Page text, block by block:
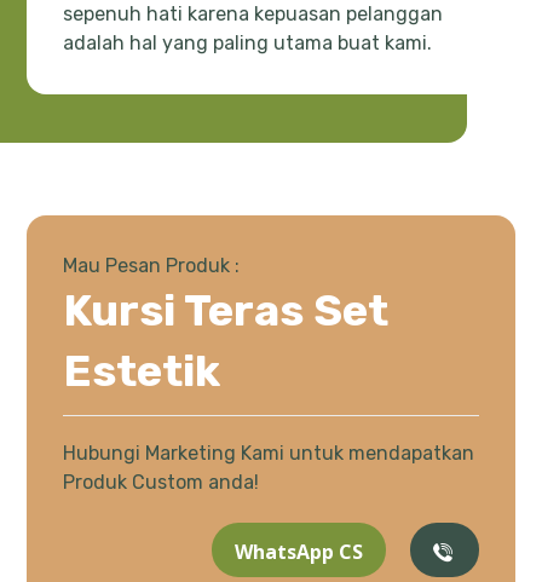
sepenuh hati karena kepuasan pelanggan
adalah hal yang paling utama buat kami.
Mau Pesan Produk :
Kursi Teras Set
Estetik
Hubungi Marketing Kami untuk mendapatkan
Produk Custom anda!
WhatsApp CS